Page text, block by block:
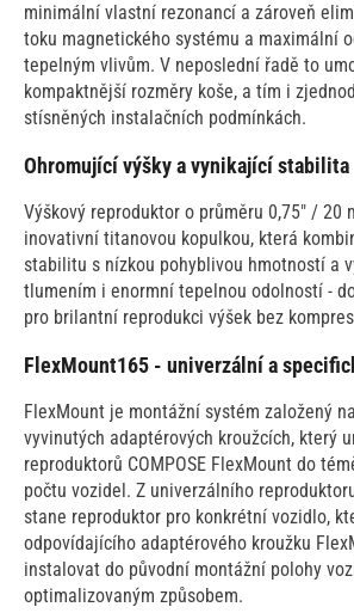
minimální vlastní rezonancí a zároveň
toku magnetického systému a maximální
tepelným vlivům. V neposlední řadě to
kompaktnější rozměry koše, a tím i
stísněných instalačních podmínkách.
Ohromující výšky a vynikající stabilita
Výškový reproduktor o průměru 0,75" / 20
inovativní titanovou kopulkou, která
stabilitu s nízkou pohyblivou hmotností a
tlumením i enormní tepelnou odolností -
pro brilantní reprodukci výšek bez
FlexMount165 - univerzální a
FlexMount je montážní systém založený
vyvinutých adaptérových kroužcích, který
reproduktorů COMPOSE FlexMount do
počtu vozidel. Z univerzálního
stane reproduktor pro konkrétní vozidlo,
odpovídajícího adaptérového kroužku
instalovat do původní montážní polohy
optimalizovaným způsobem.